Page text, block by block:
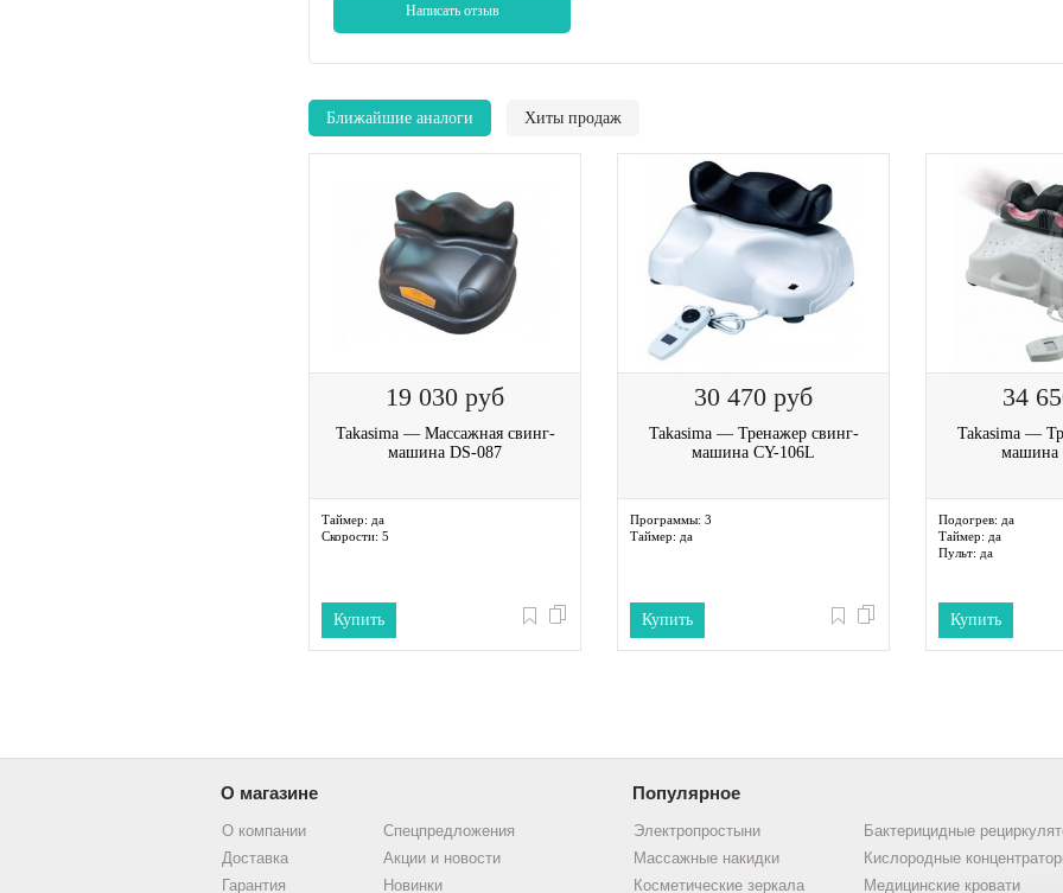
Написать отзыв
Ближайшие аналоги Хиты продаж
19 030 руб
Takasima — Массажная свинг-
машина DS-087
Таймер: да
Скорости: 5
Купить
30 470 руб
Takasima — Тренажер свинг-
машина CY-106L
Программы: 3
Таймер: да
Купить
34
Takasima —
машина
Подогрев: да
Таймер: да
Пульт: да
Купить
О магазине Популярное
О компании
Доставка
Гарантия
Спецпредложения
Акции и новости
Новинки
Электропростыни
Массажные накидки
Косметические зеркала
Бактерицидные
Кислородные
Медицинские кровати